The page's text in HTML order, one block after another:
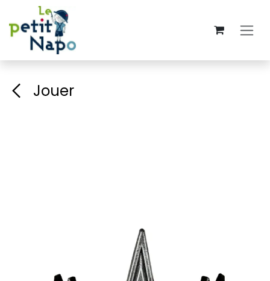
Se rendre au contenu
Jouer